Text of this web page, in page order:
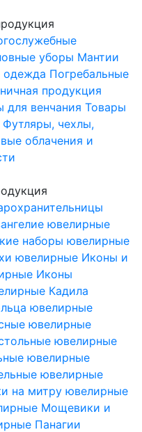
уборы Мантии
одежда Погребальные
продукция
для венчания Товары
Футляры, чехлы,
облачения и
ювелирные
наборы ювелирные
ювелирные Иконы и
Иконы
Кадила
ювелирные
ювелирные
ювелирные
ювелирные
ювелирные
на митру ювелирные
Мощевики и
Панагии